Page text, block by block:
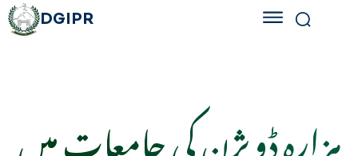
DGIPR
ہزارہ ڈویژن کی جامعات میں